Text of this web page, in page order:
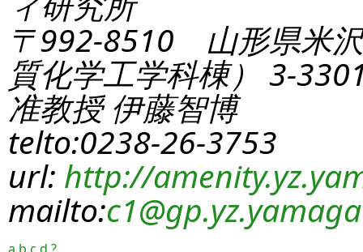
〒992-8510 山形県米
質化学工学科棟） 3-
准教授 伊藤智博
telto:0238-26-3753
url: http://
mailto:c1